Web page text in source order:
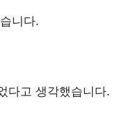
니다.
다고 생각했습니다.